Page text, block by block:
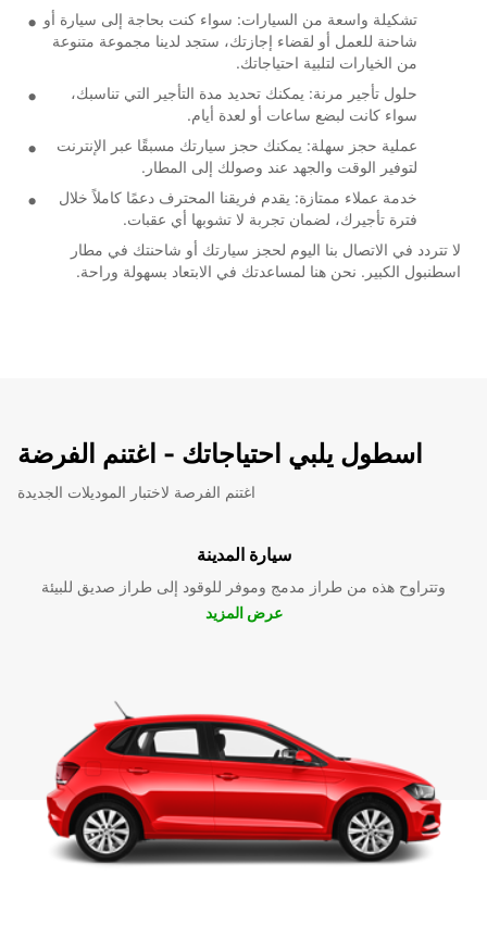
تشكيلة واسعة من السيارات: سواء كنت بحاجة إلى سيارة أو
شاحنة للعمل أو لقضاء إجازتك، ستجد لدينا مجموعة متنوعة
من الخيارات لتلبية احتياجاتك.
حلول تأجير مرنة: يمكنك تحديد مدة التأجير التي تناسبك،
سواء كانت لبضع ساعات أو لعدة أيام.
عملية حجز سهلة: يمكنك حجز سيارتك مسبقًا عبر الإنترنت
لتوفير الوقت والجهد عند وصولك إلى المطار.
خدمة عملاء ممتازة: يقدم فريقنا المحترف دعمًا كاملاً خلال
فترة تأجيرك، لضمان تجربة لا تشوبها أي عقبات.
لا تتردد في الاتصال بنا اليوم لحجز سيارتك أو شاحنتك في مطار
اسطنبول الكبير. نحن هنا لمساعدتك في الابتعاد بسهولة وراحة.
اسطول يلبي احتياجاتك - اغتنم الفرضة
اغتنم الفرصة لاختبار الموديلات الجديدة
سيارة المدينة
وتتراوح هذه من طراز مدمج وموفر للوقود إلى طراز صديق للبيئة
عرض المزيد